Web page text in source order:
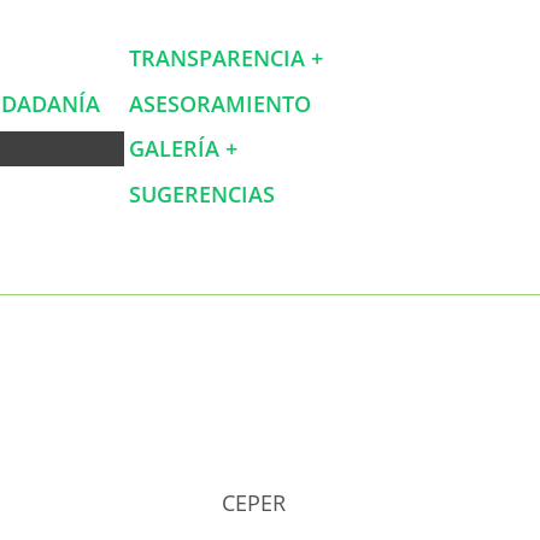
TRANSPARENCIA +
ASESORAMIENTO
GALERÍA +
SUGERENCIAS
CEPER